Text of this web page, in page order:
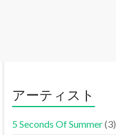
アーティスト
5 Seconds Of Summer(3)